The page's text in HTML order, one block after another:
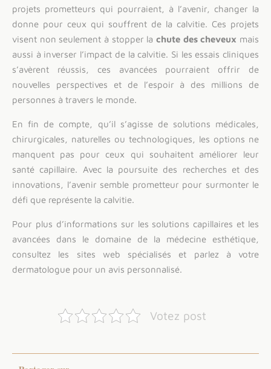
projets prometteurs qui pourraient, à l’avenir, changer la
donne pour ceux qui souffrent de la calvitie. Ces projets
visent non seulement à stopper la chute des cheveux mais
aussi à inverser l’impact de la calvitie. Si les essais cliniques
s’avèrent réussis, ces avancées pourraient offrir de
nouvelles perspectives et de l’espoir à des millions de
personnes à travers le monde.
En fin de compte, qu’il s’agisse de solutions médicales,
chirurgicales, naturelles ou technologiques, les options ne
manquent pas pour ceux qui souhaitent améliorer leur
santé capillaire. Avec la poursuite des recherches et des
innovations, l’avenir semble prometteur pour surmonter le
défi que représente la calvitie.
Pour plus d’informations sur les solutions capillaires et les
avancées dans le domaine de la médecine esthétique,
consultez les sites web spécialisés et parlez à votre
dermatologue pour un avis personnalisé.
Votez post